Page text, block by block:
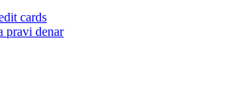
cards
pravi denar